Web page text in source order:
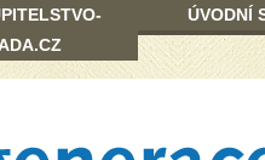
ÚVODNÍ